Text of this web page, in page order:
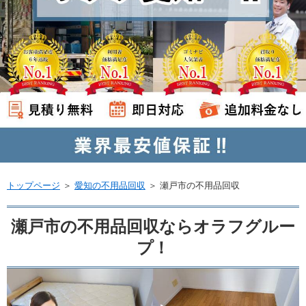
トップページ ＞ 愛知の不用品回収 ＞ 瀬戸市の不用品回収
瀬戸市の不用品回収ならオラフグルー
プ！